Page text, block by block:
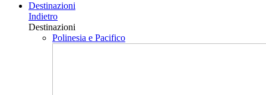
Destinazioni
Indietro
Destinazioni
Polinesia e Pacifico